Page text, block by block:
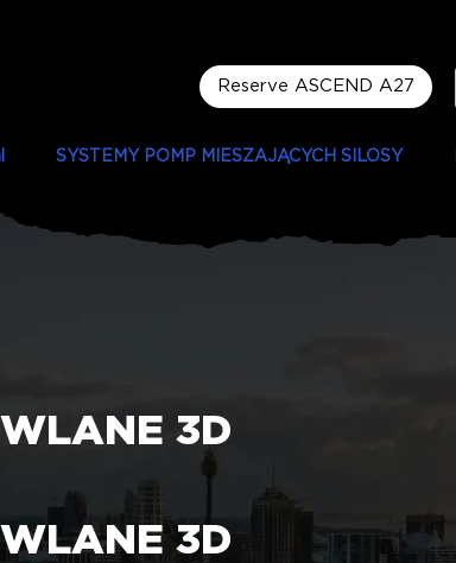
Reserve ASCEND A27
SYSTEMY POMP MIESZAJĄCYCH SILOSY
3D
3D